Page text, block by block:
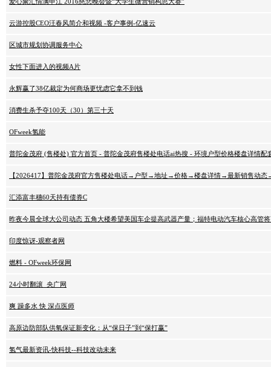
爱心聚汇情满申江 2016慈悲晚会暨“大学生微营销构思大赛”
云游控股CEO汪春风简介和视频 -客户事例-亿速云
区城市规划协调服务中心
女性下面进入的视频A片
永辉赢了38亿裁定为何商场更忧虑它拿不到钱
消费生杀予夺100天（30）第三十天
OFweek氢能
普陀金茂府 (售楼处) 官方首页 - 普陀金茂府售楼处电话ai热搜 - 环境户型价格楼盘详情配
【2026417】普陀金茂府官方售楼处电话→户型→地址→价格→楼盘详情→最新销售动
汇添富丰穗60天持有债券C
昨夜今晨全球大公司动态 五角大楼希望美国车企提高武器产量；福特电动汽车核心高管
印度惊讶-观察者网
燃料 - OFweek环保网
24小时翻滚_央广网
爽 躁多水 快 深点医师
高原边防部队供氧保证新变化：从“保日子”到“保打赢”
氢气最新资讯-快科技--科技改动未来